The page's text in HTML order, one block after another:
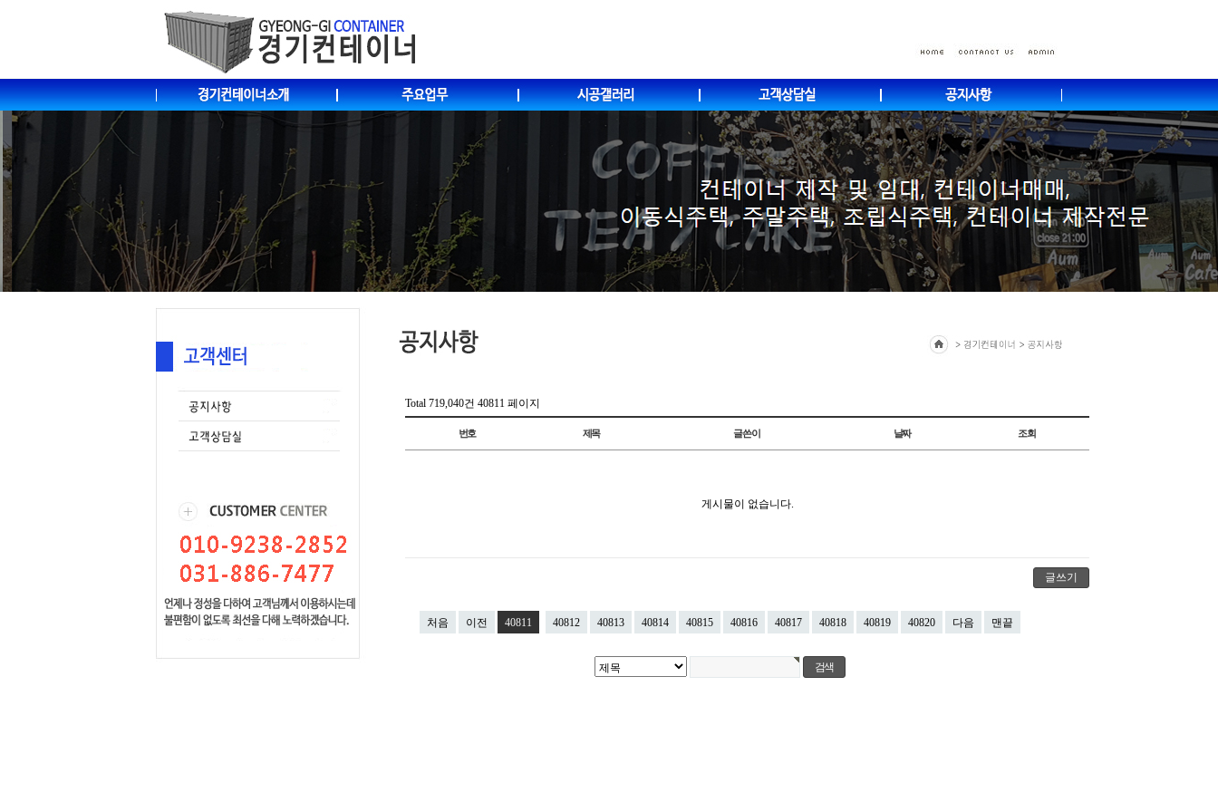
Total 719,040건 40811 페이지
번호 제목 글쓴이 날짜 조회
게시물이 없습니다.
글쓰기
처음 이전 40811 40812 40813 40814 40815 40816 40817 40818 40819 40820 다음 맨끝